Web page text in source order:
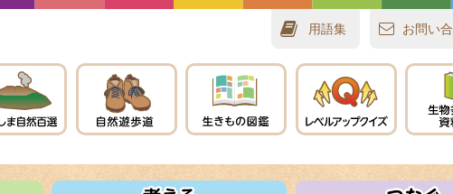
用語集 お問い合